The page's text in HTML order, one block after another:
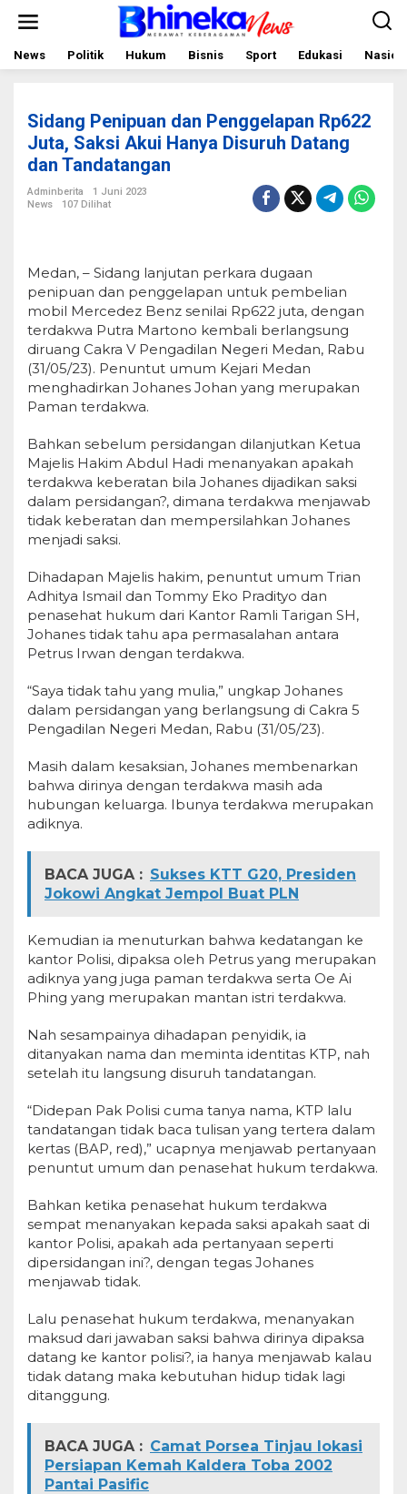
News Politik Hukum Bisnis Sport Edukasi
Sidang Penipuan dan Penggelapan Rp622
Juta, Saksi Akui Hanya Disuruh Datang
dan Tandatangan
Adminberita
1 Juni 2023
News
107 Dilihat
Medan, – Sidang lanjutan perkara dugaan
penipuan dan penggelapan untuk pembelian
mobil Mercedez Benz senilai Rp622 juta, dengan
terdakwa Putra Martono kembali berlangsung
diruang Cakra V Pengadilan Negeri Medan, Rabu
(31/05/23). Penuntut umum Kejari Medan
menghadirkan Johanes Johan yang merupakan
Paman terdakwa.
Bahkan sebelum persidangan dilanjutkan Ketua
Majelis Hakim Abdul Hadi menanyakan apakah
terdakwa keberatan bila Johanes dijadikan saksi
dalam persidangan?, dimana terdakwa menjawab
tidak keberatan dan mempersilahkan Johanes
menjadi saksi.
Dihadapan Majelis hakim, penuntut umum Trian
Adhitya Ismail dan Tommy Eko Pradityo dan
penasehat hukum dari Kantor Ramli Tarigan SH,
Johanes tidak tahu apa permasalahan antara
Petrus Irwan dengan terdakwa.
“Saya tidak tahu yang mulia,” ungkap Johanes
dalam persidangan yang berlangsung di Cakra 5
Pengadilan Negeri Medan, Rabu (31/05/23).
Masih dalam kesaksian, Johanes membenarkan
bahwa dirinya dengan terdakwa masih ada
hubungan keluarga. Ibunya terdakwa merupakan
adiknya.
BACA JUGA : Sukses KTT G20, Presiden
Jokowi Angkat Jempol Buat PLN
Kemudian ia menuturkan bahwa kedatangan ke
kantor Polisi, dipaksa oleh Petrus yang merupakan
adiknya yang juga paman terdakwa serta Oe Ai
Phing yang merupakan mantan istri terdakwa.
Nah sesampainya dihadapan penyidik, ia
ditanyakan nama dan meminta identitas KTP, nah
setelah itu langsung disuruh tandatangan.
“Didepan Pak Polisi cuma tanya nama, KTP lalu
tandatangan tidak baca tulisan yang tertera dalam
kertas (BAP, red),” ucapnya menjawab pertanyaan
penuntut umum dan penasehat hukum terdakwa.
Bahkan ketika penasehat hukum terdakwa
sempat menanyakan kepada saksi apakah saat di
kantor Polisi, apakah ada pertanyaan seperti
dipersidangan ini?, dengan tegas Johanes
menjawab tidak.
Lalu penasehat hukum terdakwa, menanyakan
maksud dari jawaban saksi bahwa dirinya dipaksa
datang ke kantor polisi?, ia hanya menjawab kalau
tidak datang maka kebutuhan hidup tidak lagi
ditanggung.
BACA JUGA : Camat Porsea Tinjau lokasi
Persiapan Kemah Kaldera Toba 2002
Pantai Pasific